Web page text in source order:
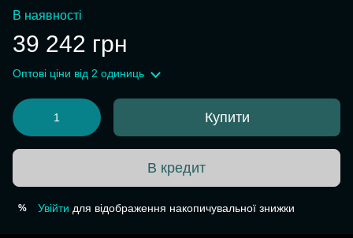
В наявності
39 242 грн
Оптові ціни від 2 одиниць
Купити
В кредит
% Увійти для відображення накопичувальної знижки